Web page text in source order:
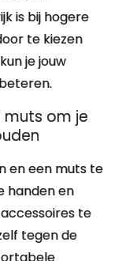
is bij hogere
te kiezen
je jouw
muts om je
en een muts te
handen en
te
tegen de